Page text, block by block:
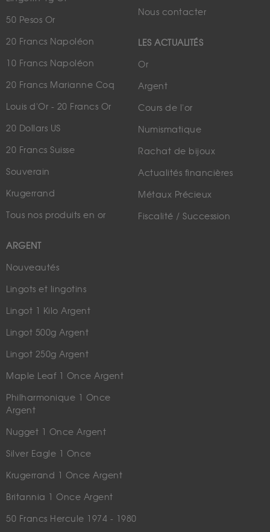
50 Pesos Or
20 Francs Napoléon
10 Francs Napoléon
20 Francs Marianne Coq
Louis d'Or - 20 Francs Or
20 Dollars US
20 Francs Suisse
Souverain
Krugerrand
Tous nos produits en or
ARGENT
Nouveautés
Lingots et lingotins
Lingot 1 Kilo Argent
Lingot 500g Argent
Lingot 250g Argent
Maple Leaf 1 Once Argent
Philharmonique 1 Once
Argent
Nugget 1 Once Argent
Silver Eagle 1 Once
Krugerrand 1 Once Argent
Britannia 1 Once Argent
50 Francs Hercule 1974 - 1980
Nous contacter
LES ACTUALITÉS
Or
Argent
Cours de l'or
Numismatique
Rachat de bijoux
Actualités financières
Métaux Précieux
Fiscalité / Succession